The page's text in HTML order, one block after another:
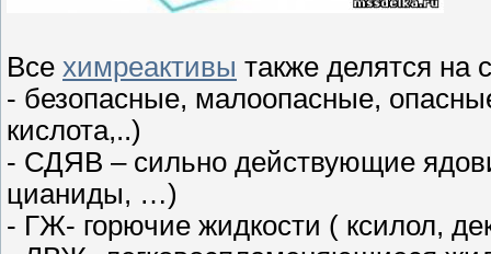
Все химреактивы также делятся на
- безопасные, малоопасные,
кислота,..)
- СДЯВ – сильно действующие
цианиды, …)
- ГЖ- горючие жидкости ( ксилол,